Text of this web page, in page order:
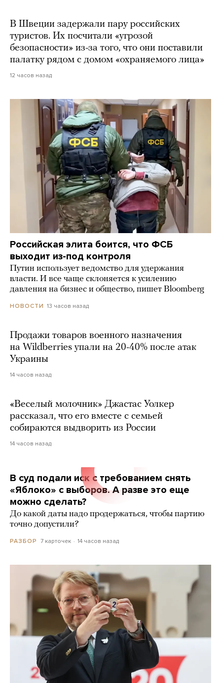
В Швеции задержали пару российских
туристов. Их посчитали «угрозой
безопасности» из-за того, что они поставили
палатку рядом с домом «охраняемого лица»
12 часов назад
Российская элита боится, что ФСБ
выходит из-под контроля
Путин использует ведомство для удержания
власти. И все чаще склоняется к усилению
давления на бизнес и общество, пишет Bloomberg
НОВОСТИ 13 часов назад
Продажи товаров военного назначения
на Wildberries упали на 20-40% после атак
Украины
14 часов назад
«Веселый молочник» Джастас Уолкер
рассказал, что его вместе с семьей
собираются выдворить из России
14 часов назад
В суд подали иск с требованием снять
«Яблоко» с выборов. А разве это еще
можно сделать?
До какой даты надо продержаться, чтобы партию
точно допустили?
РАЗБОР 7 карточек 14 часов назад